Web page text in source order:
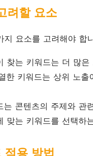
려할 요소
요소를 고려해야 합
찾는 키워드는 더 많
한 키워드는 상위 노
는 콘텐츠의 주제와 관
맞는 키워드를 선택하
용 방법